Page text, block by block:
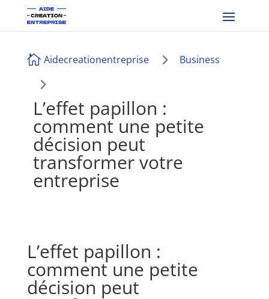
 Aidecreationentreprise 5 Business
5
L’effet papillon :
comment une petite
décision peut
transformer votre
entreprise
L’effet papillon :
comment une petite
décision peut